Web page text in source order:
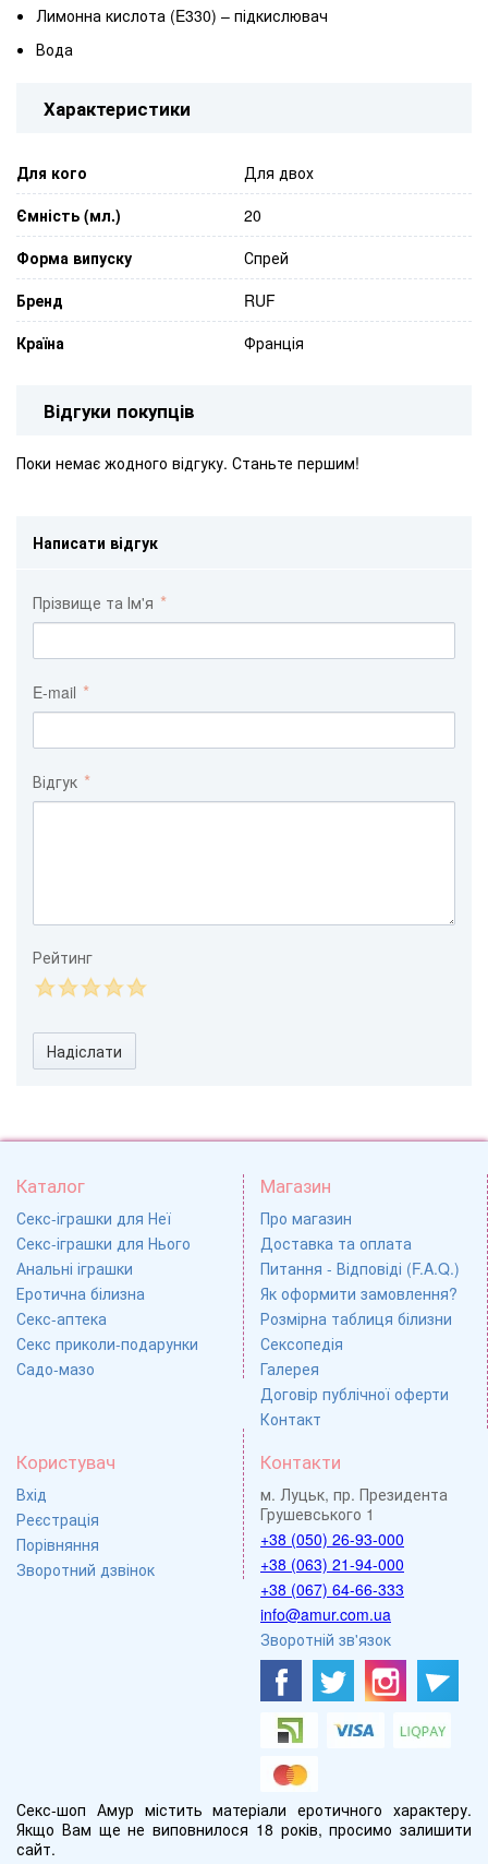
Лимонна кислота (E330) – підкислювач
Вода
Характеристики
Для кого
Для двох
Ємність (мл.)
20
Форма випуску
Спрей
Бренд
RUF
Країна
Франція
Відгуки покупців
Поки немає жодного відгуку. Станьте першим!
Написати відгук
Прізвище та Ім'я
E-mail
Відгук
Рейтинг
Надіслати
Каталог
Секс-іграшки для Неї
Секс-іграшки для Нього
Анальні іграшки
Еротична білизна
Секс-аптека
Секс приколи-подарунки
Садо-мазо
Магазин
Про магазин
Доставка та оплата
Питання - Відповіді (F.A.Q.)
Як оформити замовлення?
Розмірна таблиця білизни
Сексопедія
Галерея
Договір публічної оферти
Контакт
Користувач
Вхід
Реєстрація
Порівняння
Зворотний дзвінок
Контакти
м. Луцьк, пр. Президента
Грушевського 1
+38 (050) 26-93-000
+38 (063) 21-94-000
+38 (067) 64-66-333
info@amur.com.ua
Зворотній зв'язок
Секс-шоп Амур містить матеріали еротичного характеру.
Якщо Вам ще не виповнилося 18 років, просимо залишити
сайт.